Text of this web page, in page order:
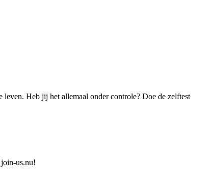
Heb jij het allemaal onder controle? Doe de zelftest
us.nu!